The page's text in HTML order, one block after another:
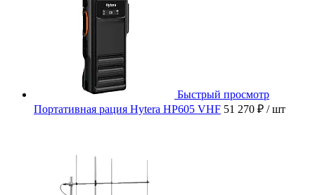
Быстрый просмотр
Портативная рация Hytera HP605 VHF 51 270 ₽ / шт